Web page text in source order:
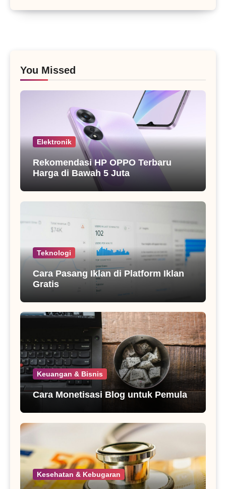
You Missed
Elektronik
Rekomendasi HP OPPO Terbaru
Harga di Bawah 5 Juta
Teknologi
Cara Pasang Iklan di Platform Iklan
Gratis
Keuangan & Bisnis
Cara Monetisasi Blog untuk Pemula
Kesehatan & Kebugaran